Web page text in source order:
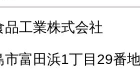
工業株式会社
市富田浜1丁目29